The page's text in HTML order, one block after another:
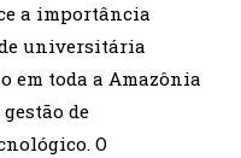
a importância
universitária
em toda a Amazônia
de
O